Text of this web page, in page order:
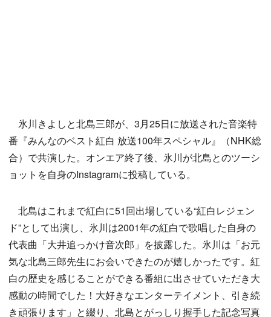
氷川きよしと北島三郎が、3月25日に放送された音楽特
番『みんなのベスト紅白 放送100年スペシャル』（NHK総
合）で共演した。オンエア終了後、氷川が北島とのツーシ
ョットを自身のInstagramに投稿している。
北島はこれまで紅白に51回出場している“紅白レジェン
ド”として出演し、氷川は2001年の紅白で歌唱した自身の
代表曲「大井追っかけ音次郎」を披露した。氷川は「お元
気な北島三郎先生にお会いできたのが嬉しかったです。紅
白の歴史を感じることができる番組に出させていただき大
感動の時間でした！大好きなエンターテイメント、引き続
き頑張ります」と綴り、北島とがっしり握手した記念写真